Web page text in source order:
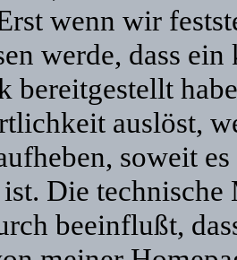
wenn wir
werde, dass
bereitgestellt
auslöst,
soweit
Die
beeinflußt,